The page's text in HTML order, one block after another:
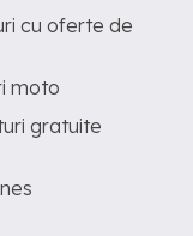
cu oferte de
moto
gratuite